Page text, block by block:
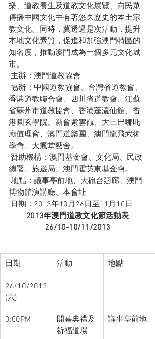
樂、道教養生及道教文化展覽、向民眾
傳播中國文化中有著悠久歷史的本土宗
教文化。同時，冀透過是次活動，提升
本地文化素質，促進和加強澳門特區的
知名度，推動澳門成為一個多元文化城
市。
主辦：澳門道教協會
香港道教聯合會、四川省道教會、江蘇
省蘇州市道教協會、香港蓬灜仙館、香
港圓玄學院、新會紫雲觀、大三巴哪吒
廟值理會、澳門道樂團、澳門龍飛武術
學會、大瘋堂藝舍。
總署、旅遊局、澳門霍英東基金會。
博物館演講廳、本會址
日期：2013年10月26日至11月10日
2013年澳門道教文化節活動表
26/10-10/11/2013
日期 活動 地點
26/10/2013
(六)
3:00PM
開幕典禮及
祈福道場
議事亭前地